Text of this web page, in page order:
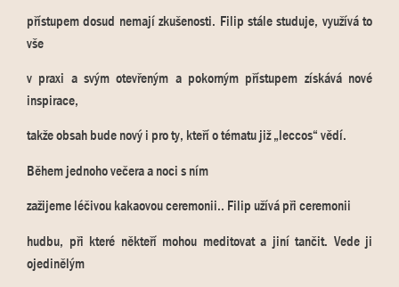
přístupem dosud nemají zkušenosti. Filip stále studuje, využívá to
vše
v praxi a svým otevřeným a pokorným přístupem získává nové
inspirace,
takže obsah bude nový i pro ty, kteří o tématu již „leccos“ vědí.
Během jednoho večera a noci s ním
zažijeme léčivou kakaovou ceremonii.. Filip užívá při ceremonii
hudbu, při které někteří mohou meditovat a jiní tančit. Vede ji
ojedinělým